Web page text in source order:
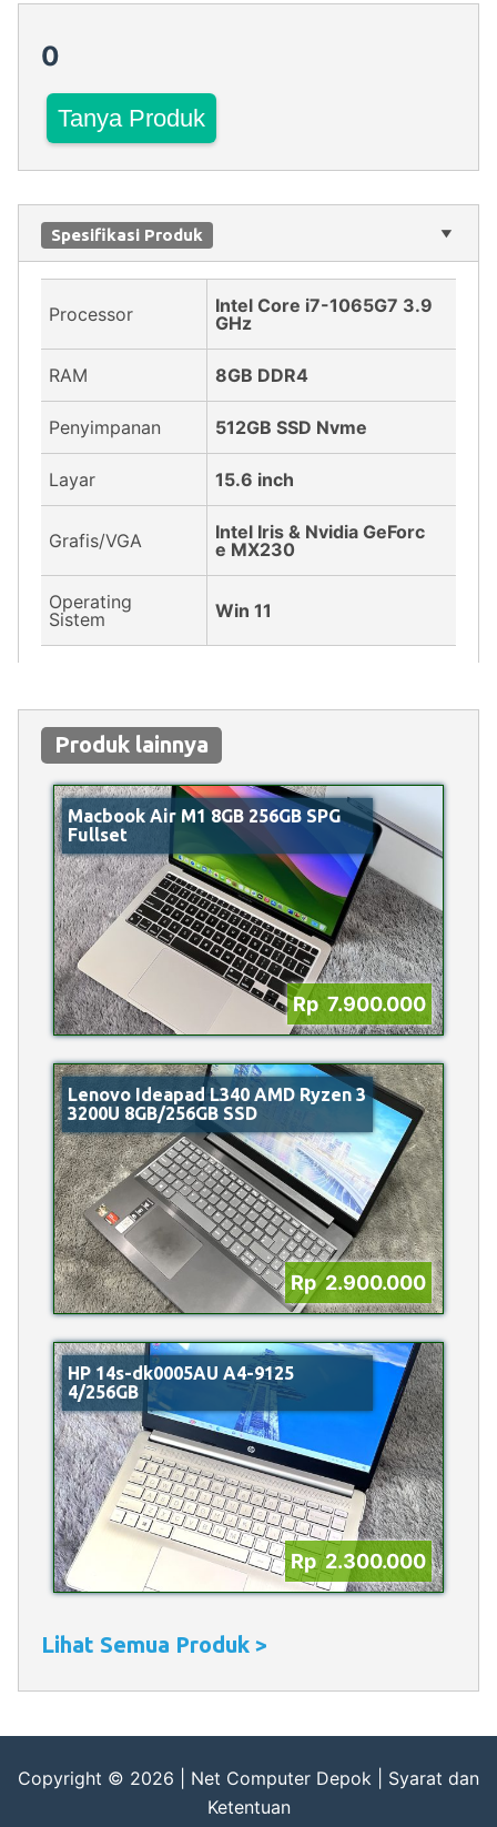
0
Tanya Produk
Spesifikasi Produk
Processor
Intel Core i7-1065G7 3.9
GHz
RAM 8GB DDR4
Penyimpanan 512GB SSD Nvme
Layar 15.6 inch
Grafis/VGA
Intel Iris & Nvidia GeForc
e MX230
Operating
Sistem
Win 11
Produk lainnya
Macbook Air M1 8GB 256GB SPG
Fullset
Rp 7.900.000
Lenovo Ideapad L340 AMD Ryzen 3
3200U 8GB/256GB SSD
Rp 2.900.000
HP 14s-dk0005AU A4-9125
4/256GB
Rp 2.300.000
Lihat Semua Produk >
Copyright © 2026 | Net Computer Depok
Syarat dan
Ketentuan